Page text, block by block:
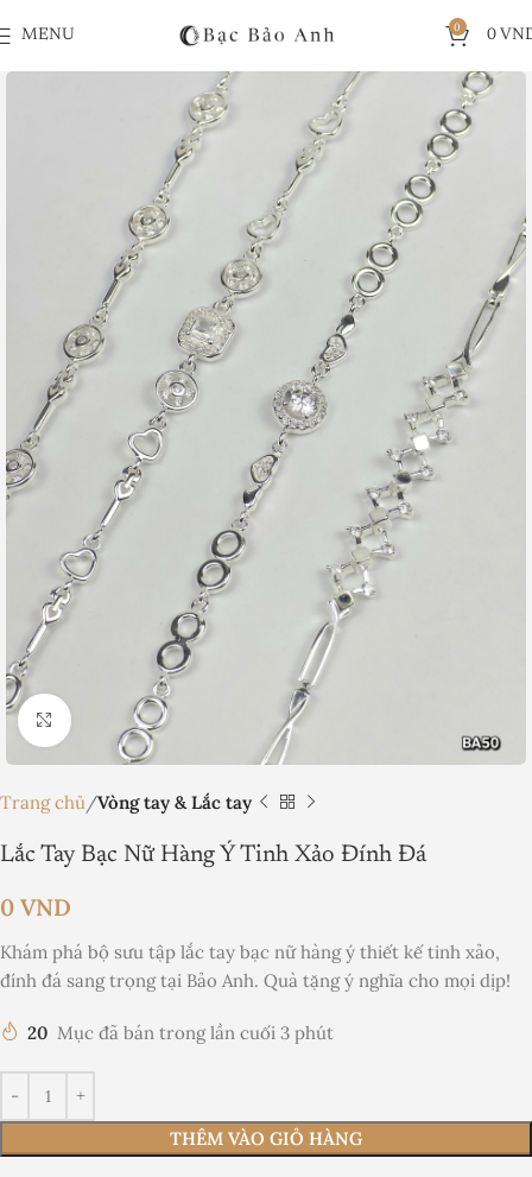
MENU
0
0
Nhấp để phóng to
Trang chủ Vòng tay & Lắc tay
Lắc Tay Bạc Nữ Hàng Ý Tinh Xảo Đính Đá
0 VND
Khám phá bộ sưu tập lắc tay bạc nữ hàng ý thiết kế tinh xảo,
đính đá sang trọng tại Bảo Anh. Quà tặng ý nghĩa cho mọi dịp!
20 Mục đã bán trong lần cuối 3 phút
THÊM VÀO GIỎ HÀNG